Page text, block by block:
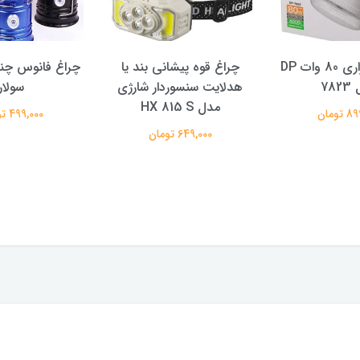
بند یا
شارژی
چراغ فانوس چند کاره مدل
سولار
499,000 تومان